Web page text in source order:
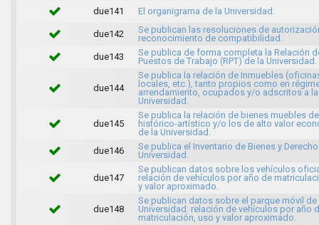
due141 El organigrama de la Universidad.
due142
Se publican las resoluciones de
reconocimiento de compatibilidad.
due143
Se publica de forma completa la Relación
Puestos de Trabajo (RPT) de la Universidad.
due144
Se publica la relación de Inmuebles
locales, etc.), tanto propios como en
arrendamiento, ocupados y/o adscritos a la
Universidad.
due145
Se publica la relación de bienes muebles
histórico-artístico y/o los de alto valor
de la Universidad.
due146
Se publica el Inventario de Bienes y
Universidad.
due147
Se publican datos sobre los vehículos
relación de vehículos por año de
y valor aproximado.
due148
Se publican datos sobre el parque móvil de
Universidad: relación de vehículos por año
matriculación, uso y valor aproximado.